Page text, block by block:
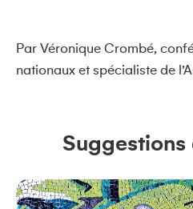
Par Véronique Crombé,
nationaux et spécialiste de